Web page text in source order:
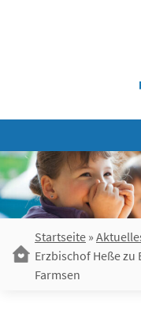
Startseite »
Erzbischof Heße
Farmsen